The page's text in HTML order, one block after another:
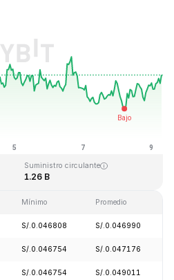
Suministro circulante
1.26 B
Mínimo Promedio
S/.0.046808 S/.0.046990
S/.0.046754 S/.0.047176
S/.0.046754 S/.0.049011